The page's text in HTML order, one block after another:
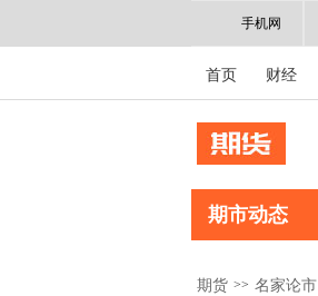
手机网
首页 财经
期市动态
期货 >> 名家论市